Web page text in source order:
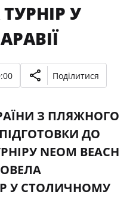
У
Поділитися
З ПЛЯЖНОГО
ДО
NEOM BEACH
У СТОЛИЧНОМУ